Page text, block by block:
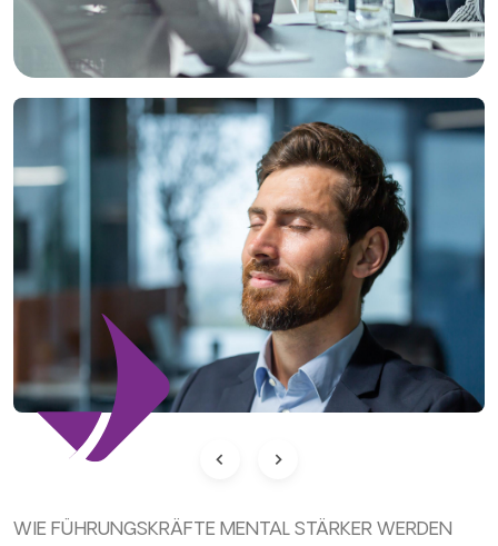
WIE FÜHRUNGSKRÄFTE MENTAL STÄRKER WERDEN